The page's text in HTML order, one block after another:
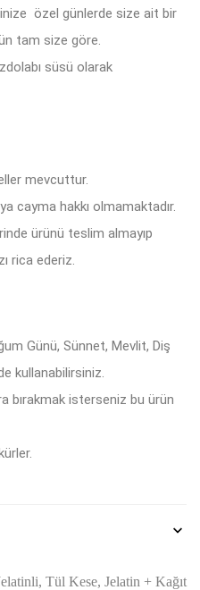
özel günlerde size ait bir
tam size göre.
süsü olarak
mevcuttur.
cayma hakkı olmamaktadır.
ürünü teslim almayıp
rica ederiz.
Günü, Sünnet, Mevlit, Diş
kullanabilirsiniz.
bırakmak isterseniz bu ürün
Tül Kese, Jelatin + Kağıt